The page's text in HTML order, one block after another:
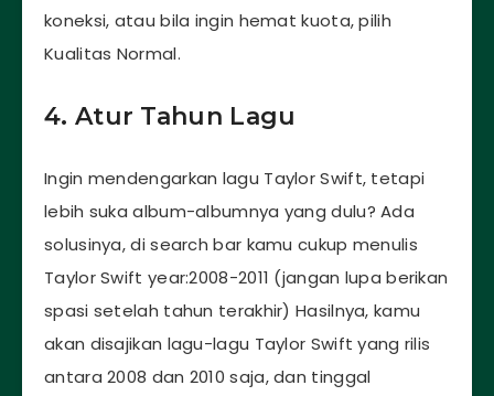
koneksi, atau bila ingin hemat kuota, pilih
Kualitas Normal.
4. Atur Tahun Lagu
Ingin mendengarkan lagu Taylor Swift, tetapi
lebih suka album-albumnya yang dulu? Ada
solusinya, di search bar kamu cukup menulis
Taylor Swift year:2008-2011 (jangan lupa berikan
spasi setelah tahun terakhir) Hasilnya, kamu
akan disajikan lagu-lagu Taylor Swift yang rilis
antara 2008 dan 2010 saja, dan tinggal